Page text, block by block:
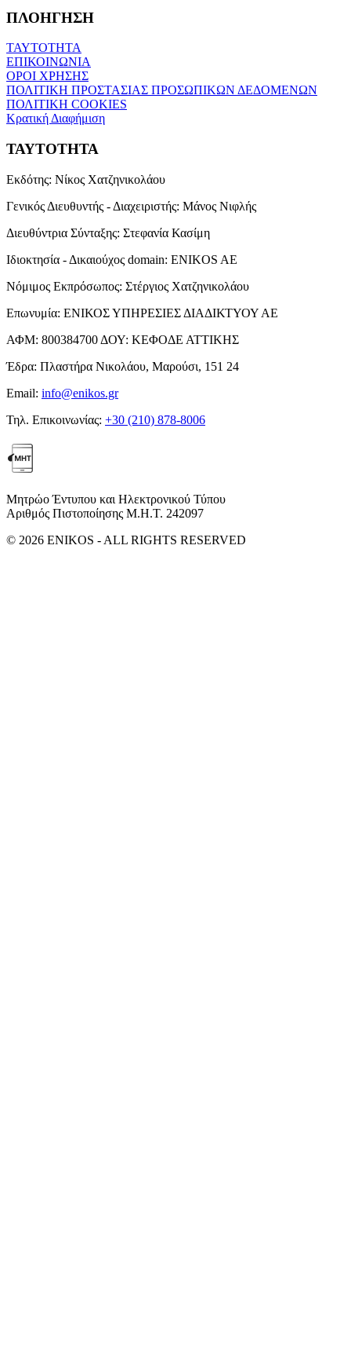
ΠΛΟΗΓΗΣΗ
ΤΑΥΤΟΤΗΤΑ
ΕΠΙΚΟΙΝΩΝΙΑ
ΟΡΟΙ ΧΡΗΣΗΣ
ΠΟΛΙΤΙΚΗ ΠΡΟΣΤΑΣΙΑΣ ΠΡΟΣΩΠΙΚΩΝ ΔΕΔΟΜΕΝΩΝ
ΠΟΛΙΤΙΚΗ COOKIES
Κρατική Διαφήμιση
ΤΑΥΤΟΤΗΤΑ
Εκδότης: Νίκος Χατζηνικολάου
Γενικός Διευθυντής - Διαχειριστής: Μάνος Νιφλής
Διευθύντρια Σύνταξης: Στεφανία Κασίμη
Ιδιοκτησία - Δικαιούχος domain: ENIKOS AE
Νόμιμος Εκπρόσωπος: Στέργιος Χατζηνικολάου
Επωνυμία: ΕΝΙΚΟΣ ΥΠΗΡΕΣΙΕΣ ΔΙΑΔΙΚΤΥΟΥ ΑΕ
ΑΦΜ: 800384700 ΔΟΥ: ΚΕΦΟΔΕ ΑΤΤΙΚΗΣ
Έδρα: Πλαστήρα Νικολάου, Μαρούσι, 151 24
Email: info@enikos.gr
Τηλ. Επικοινωνίας: +30 (210) 878-8006
Μητρώο Έντυπου και Ηλεκτρονικού Τύπου
Αριθμός Πιστοποίησης Μ.Η.Τ. 242097
© 2026 ENIKOS - ALL RIGHTS RESERVED